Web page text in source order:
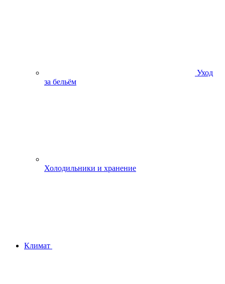
Уход
за бельём
Холодильники и хранение
Климат